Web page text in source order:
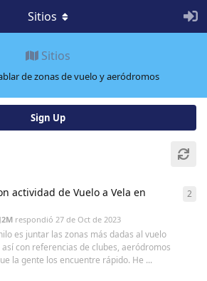
Sitios
de zonas de vuelo y aeródromos
Sign Up
Sitios
actividad de Vuelo a Vela en
respondió27 de Oct de 2023
es juntar las zonas más dadas al vuelo
así con referencias de clubes, aeródromos
la gente los encuentre rápido. He ...
2